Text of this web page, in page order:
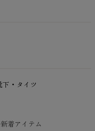
下・タイツ
着アイテム